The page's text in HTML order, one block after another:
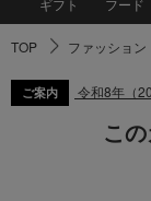
ギフト フード
TOP ファッション
ご案内 令和8年（
こ